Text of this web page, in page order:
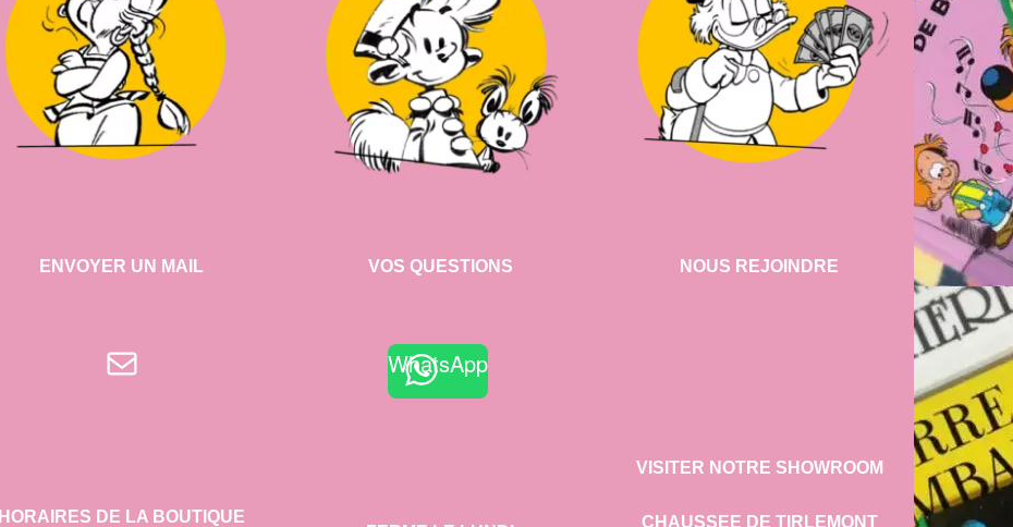
ENVOYER UN MAIL
E-mail
HORAIRES DE LA BOUTIQUE
VOS QUESTIONS
WhatsApp
NOUS REJOINDRE
VISITER NOTRE SHOWROOM
CHAUSSEE DE TIRLEMONT